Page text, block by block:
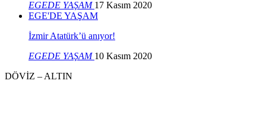
EGEDE YAŞAM 17 Kasım 2020
EGE'DE YAŞAM
İzmir Atatürk’ü anıyor!
EGEDE YAŞAM 10 Kasım 2020
DÖVİZ – ALTIN